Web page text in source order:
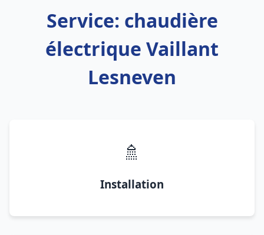
Service: chaudière
électrique Vaillant
Lesneven
🚿
Installation